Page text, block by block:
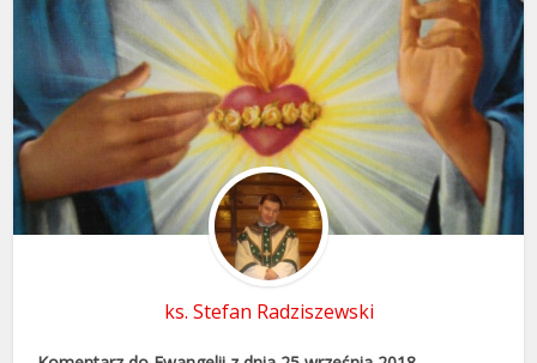
ks. Stefan Radziszewski